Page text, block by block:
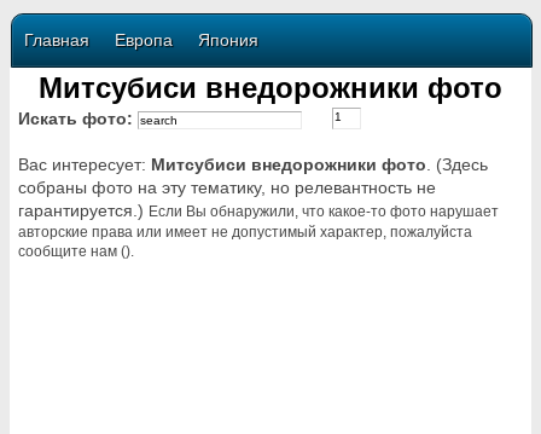
Главная Европа Япония
Митсубиси внедорожники фото
Искать фото:
Вас интересует: Митсубиси внедорожники фото . (Здесь
собраны фото на эту тематику, но релевантность не
гарантируется.) Если Вы обнаружили, что какое-то фото нарушает
авторские права или имеет не допустимый характер, пожалуйста
сообщите нам ().